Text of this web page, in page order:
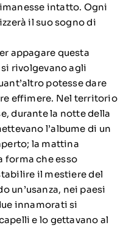
intatto. Ogni
il suo sogno di
appagare questa
rivolgevano agli
potesse dare
effimere. Nel territorio
durante la notte della
l’albume di un
la mattina
forma che esso
il mestiere del
un’usanza, nei paesi
innamorati si
e lo gettavano al